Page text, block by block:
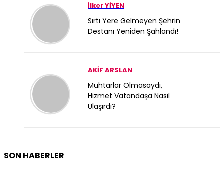
İlker YİYEN
Sırtı Yere Gelmeyen Şehrin
Destanı Yeniden Şahlandı!
AKİF ARSLAN
Muhtarlar Olmasaydı,
Hizmet Vatandaşa Nasıl
Ulaşırdı?
SON HABERLER